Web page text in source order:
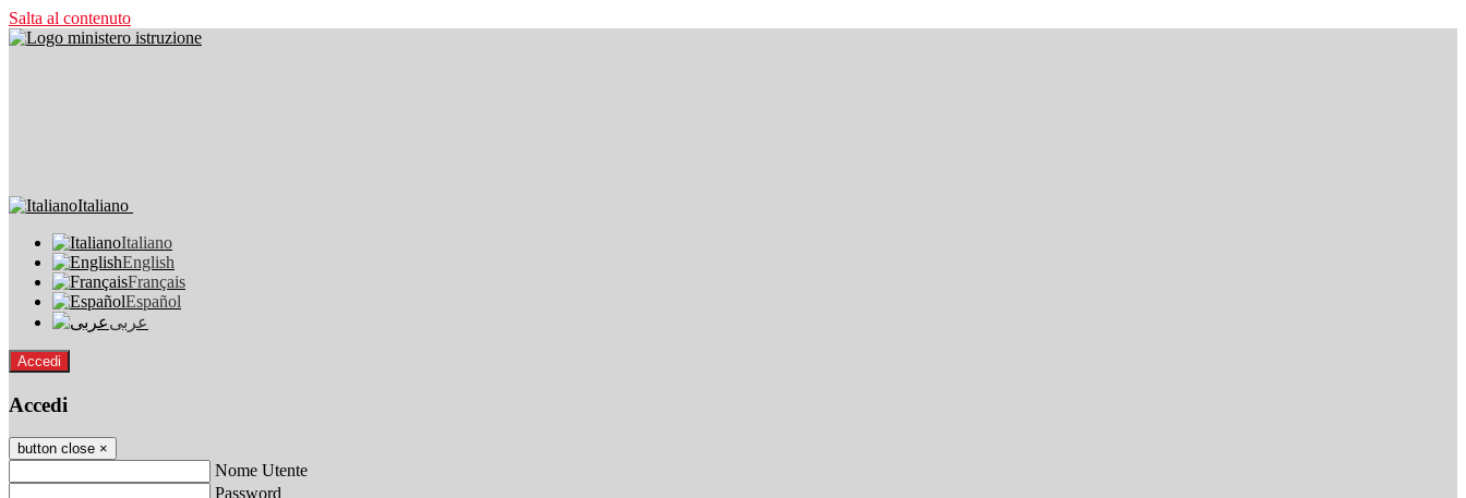
Salta al contenuto
Italiano
Italiano
English
Français
Español
عربى
Accedi
Accedi
button close ×
Nome Utente
Password